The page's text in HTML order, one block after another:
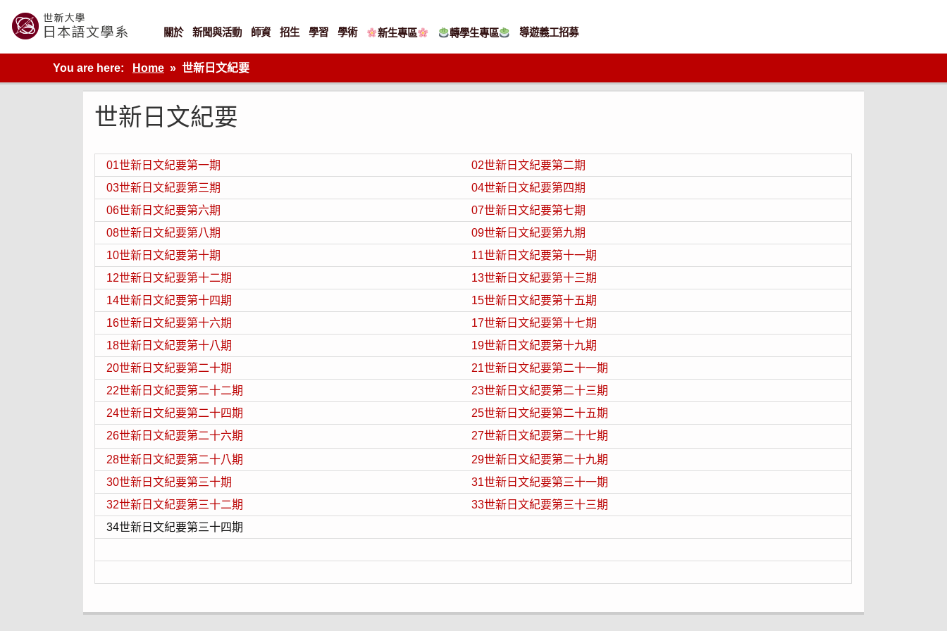
content
世新大學教學單位的網站
關於 新聞與活動 師資 招生 學習 學術 新生專區 轉學生專區 導遊義工招募
You are here: Home 世新日文紀要
世新日文紀要
01世新日文紀要第一期
02世新日文紀要第二期
03世新日文紀要第三期
04世新日文紀要第四期
06世新日文紀要第六期
07世新日文紀要第七期
08世新日文紀要第八期
09世新日文紀要第九期
10世新日文紀要第十期
11世新日文紀要第十一期
12世新日文紀要第十二期
13世新日文紀要第十三期
14世新日文紀要第十四期
15世新日文紀要第十五期
16世新日文紀要第十六期
17世新日文紀要第十七期
18世新日文紀要第十八期
19世新日文紀要第十九期
20世新日文紀要第二十期
21世新日文紀要第二十一期
22世新日文紀要第二十二期
23世新日文紀要第二十三期
24世新日文紀要第二十四期
25世新日文紀要第二十五期
26世新日文紀要第二十六期
27世新日文紀要第二十七期
28世新日文紀要第二十八期
29世新日文紀要第二十九期
30世新日文紀要第三十期
31世新日文紀要第三十一期
32世新日文紀要第三十二期
33世新日文紀要第三十三期
34世新日文紀要第三十四期